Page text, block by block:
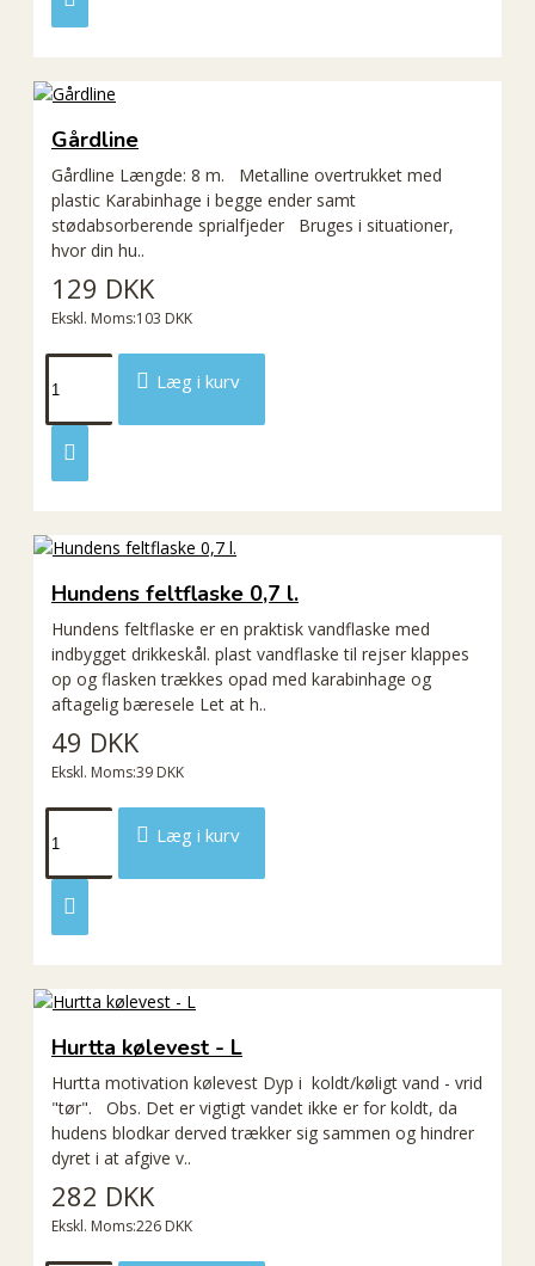
Gårdline
Gårdline Længde: 8 m. Metalline overtrukket med
plastic Karabinhage i begge ender samt
stødabsorberende sprialfjeder Bruges i situationer,
hvor din hu..
129 DKK
Ekskl. Moms:103 DKK
Læg i kurv
Hundens feltflaske 0,7 l.
Hundens feltflaske er en praktisk vandflaske med
indbygget drikkeskål. plast vandflaske til rejser klappes
op og flasken trækkes opad med karabinhage og
aftagelig bæresele Let at h..
49 DKK
Ekskl. Moms:39 DKK
Læg i kurv
Hurtta kølevest - L
Hurtta motivation kølevest Dyp i koldt/køligt vand - vrid
"tør". Obs. Det er vigtigt vandet ikke er for koldt, da
hudens blodkar derved trækker sig sammen og hindrer
dyret i at afgive v..
282 DKK
Ekskl. Moms:226 DKK